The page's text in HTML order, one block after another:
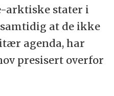
arktiske stater i
at de ikke
agenda, har
presisert overfor